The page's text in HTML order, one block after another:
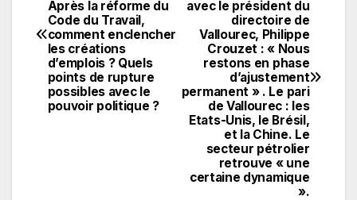
l’article
avec le président du
directoire de
Vallourec, Philippe
Crouzet : « Nous
restons en phase
d’ajustement
permanent » . Le pari
de Vallourec : les
Etats-Unis, le Brésil,
et la Chine. Le
secteur pétrolier
retrouve « une
certaine dynamique
».
Après la réforme du
Code du Travail,
comment enclencher
les créations
d’emplois ? Quels
points de rupture
possibles avec le
pouvoir politique ?